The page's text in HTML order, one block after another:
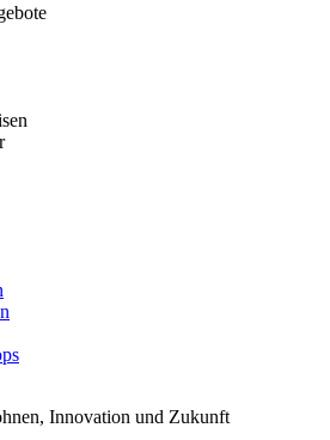
Innovation und Zukunft